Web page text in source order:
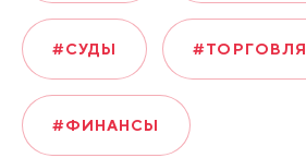
#СУДЫ #ТОРГОВЛЯ
#ФИНАНСЫ